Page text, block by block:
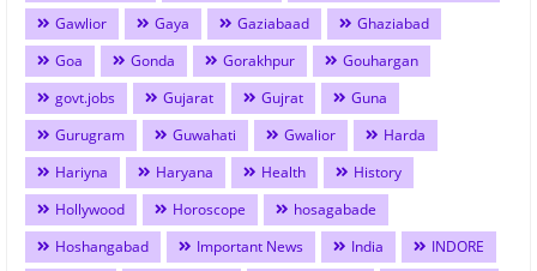
Gawlior Gaya Gaziabaad
Ghaziabad
Goa
Gonda Gorakhpur
Gouhargan
govt.jobs
Gujarat Gujrat
Guna
Gurugram
Guwahati Gwalior
Harda
Hariyna
Haryana Health
History
Hollywood
Horoscope
hosagabade
Hoshangabad
Important News India
INDORE